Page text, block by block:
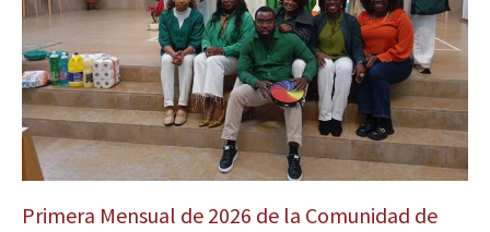
Primera Mensual de 2026 de la Comunidad de